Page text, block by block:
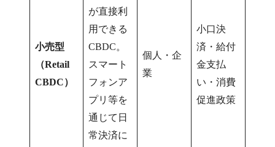
小売型
（Retail
CBDC）
が直接利
用できる
CBDC。
スマート
フォンア
プリ等を
通じて日
常決済に
個人・企
業
小口決
済・給付
金支払
い・消費
促進政策